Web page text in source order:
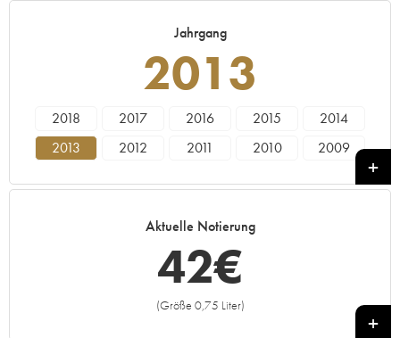
Jahrgang
2013
2018 2017 2016 2015
2014
2013
2012 2011 2010
2009
Aktuelle Notierung
42€
(Größe 0,75 Liter)
+